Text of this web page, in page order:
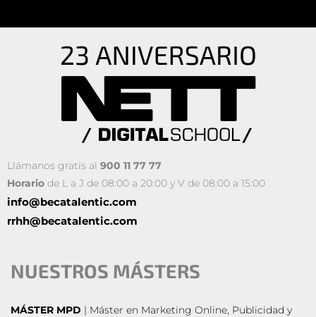
Llámanos gratis al 900 11 77 77
Horario de L a J de 08:00 a 20:00 y V de 08:00 a 15:00
info@becatalentic.com
rrhh@becatalentic.com
NUESTROS MÁSTERS
MÁSTER MPD | Máster en Marketing Online, Publicidad y